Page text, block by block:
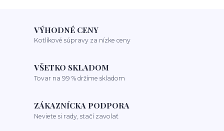
VÝHODNÉ CENY
Kotlíkové súpravy za nízke ceny
VŠETKO SKLADOM
Tovar na 99 % držíme skladom
ZÁKAZNÍCKA PODPORA
Neviete si rady, stačí zavolať